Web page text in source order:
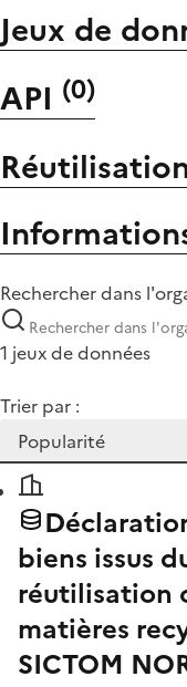
Jeux de
API (0)
Rechercher dans
1 jeux de données
Trier par :
biens issus
réutilisation
matières
SICTOM